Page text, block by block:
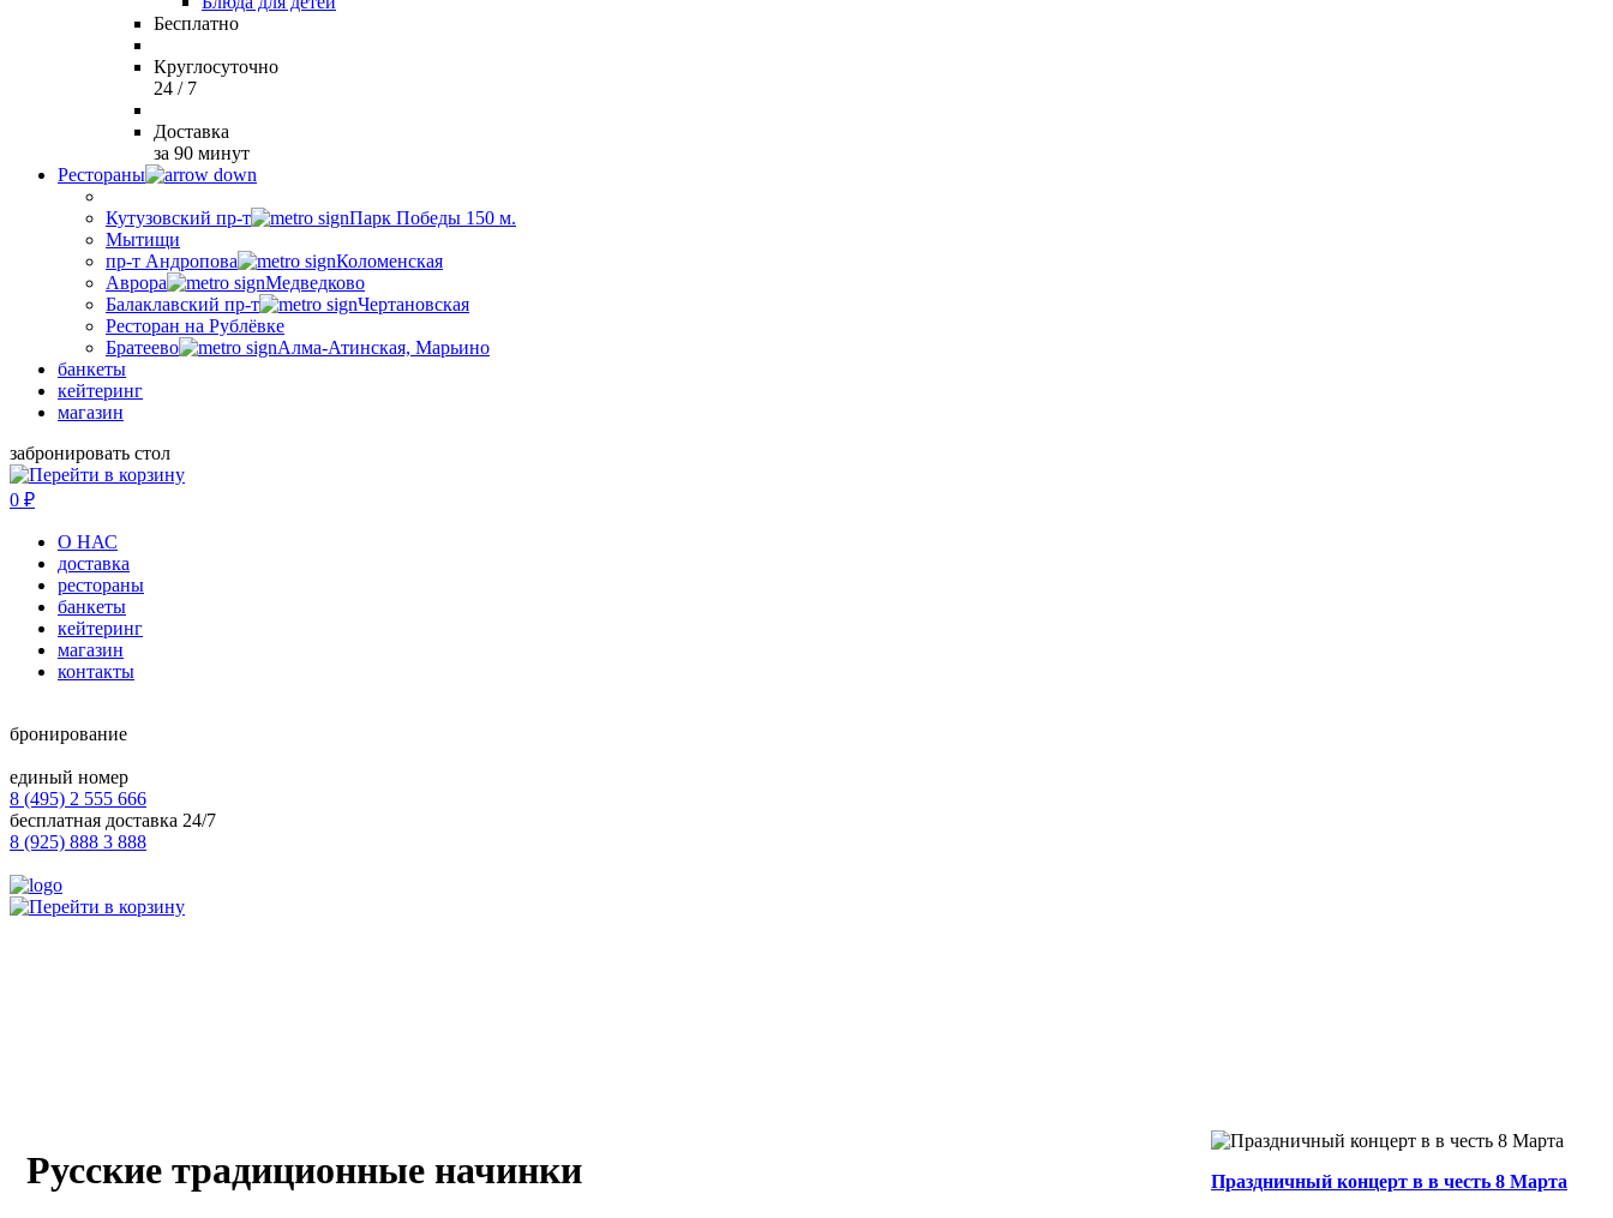
Бесплатно
Круглосуточно
24 / 7
Доставка
за 90 минут
Рестораны
Кутузовский пр-т
Парк Победы 150 м.
Мытищи
пр-т Андропова
Коломенская
Аврора
Медведково
Балаклавский пр-т
Чертановская
Ресторан на Рублёвке
Братеево
Алма-Атинская, Марьино
банкеты
кейтеринг
магазин
забронировать стол
0 ₽
О НАС
доставка
рестораны
банкеты
кейтеринг
магазин
контакты
бронирование
единый номер
8 (495) 2 555 666
бесплатная доставка 24/7
8 (925) 888 3 888
Русские традиционные начинки Праздничный концерт в в честь 8 Марта
Сегодня расскажем вам о нашей